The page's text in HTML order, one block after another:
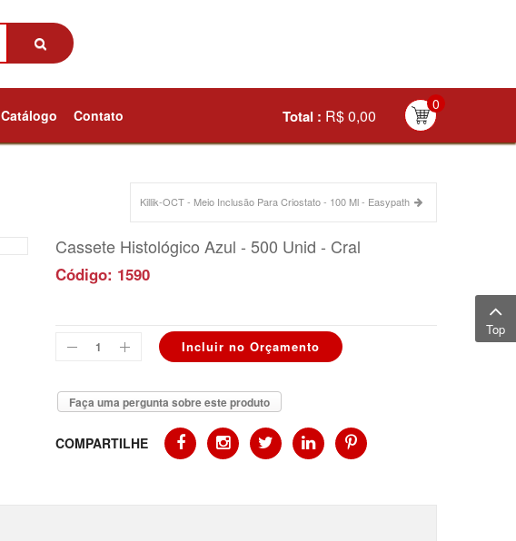
Catálogo Contato
0
Total : R$ 0,00
Killik-OCT - Meio Inclusão Para Criostato - 100 Ml - Easypath
Cassete Histológico Azul - 500 Unid - Cral
Código: 1590
Faça uma pergunta sobre este produto
COMPARTILHE
Top